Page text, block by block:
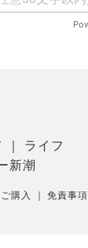
ライフ
新潮
ご購入 ｜免責事項